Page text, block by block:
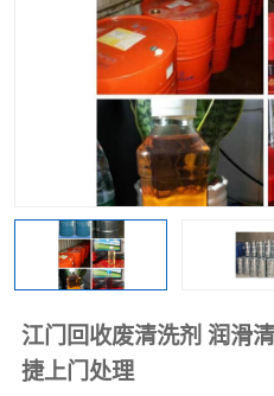
江门回收废清洗剂 润滑
捷上门处理